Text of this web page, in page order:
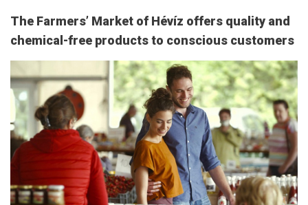
The Farmers’ Market of Hévíz offers quality and
chemical-free products to conscious customers